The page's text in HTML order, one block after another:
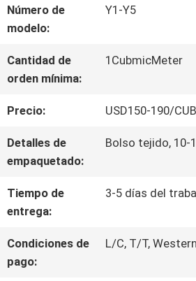
POR
FÁBRICA
CONTROL
DE
CALIDAD
CONTACTA
Número de
modelo:
Y1-Y5
Cantidad de
orden mínima:
1CubmicMeter
Precio: USD150-190/
Detalles de
empaquetado:
Bolso tejido, 10-
Tiempo de
entrega:
3-5 días del
Condiciones de
pago:
L/C, T/T,